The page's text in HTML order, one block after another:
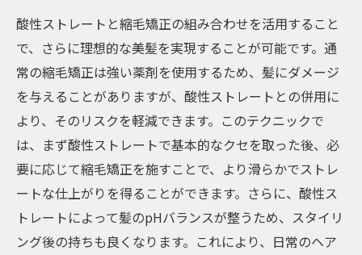
酸性ストレートと縮毛矯正の組み合わせを活用すること
で、さらに理想的な美髪を実現することが可能です。通
常の縮毛矯正は強い薬剤を使用するため、髪にダメージ
を与えることがありますが、酸性ストレートとの併用に
より、そのリスクを軽減できます。このテクニックで
は、まず酸性ストレートで基本的なクセを取った後、必
要に応じて縮毛矯正を施すことで、より滑らかでストレ
ートな仕上がりを得ることができます。さらに、酸性ス
トレートによって髪のpHバランスが整うため、スタイリ
ング後の持ちも良くなります。これにより、日常のヘア